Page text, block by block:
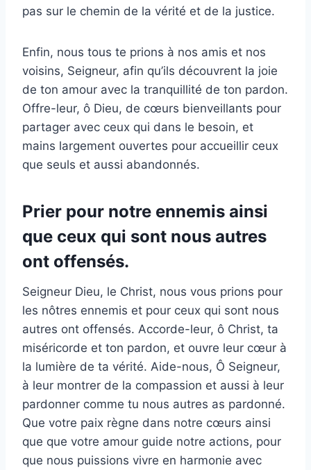
pas sur le chemin de la vérité et de la justice.
Enfin, nous tous te prions à nos amis et nos
voisins, Seigneur, afin qu’ils découvrent la joie
de ton amour avec la tranquillité de ton pardon.
Offre-leur, ô Dieu, de cœurs bienveillants pour
partager avec ceux qui dans le besoin, et
mains largement ouvertes pour accueillir ceux
que seuls et aussi abandonnés.
Prier pour notre ennemis ainsi
que ceux qui sont nous autres
ont offensés.
Seigneur Dieu, le Christ, nous vous prions pour
les nôtres ennemis et pour ceux qui sont nous
autres ont offensés. Accorde-leur, ô Christ, ta
miséricorde et ton pardon, et ouvre leur cœur à
la lumière de ta vérité. Aide-nous, Ô Seigneur,
à leur montrer de la compassion et aussi à leur
pardonner comme tu nous autres as pardonné.
Que votre paix règne dans notre cœurs ainsi
que que votre amour guide notre actions, pour
que nous puissions vivre en harmonie avec